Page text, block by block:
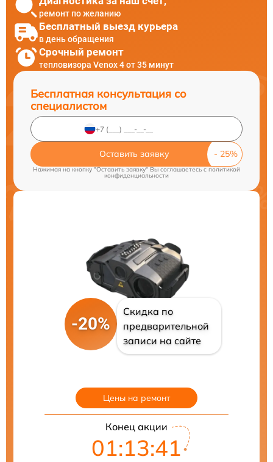
ремонт по желанию
Бесплатный выезд курьера
в день обращения
Срочный ремонт
тепловизора Venox 4 от 35 минут
Бесплатная консультация со
специалистом
Оставить заявку
Нажимая на кнопку "Оставить заявку" Вы соглашаетесь cполитикой
конфиденциальности
-20%
Скидка по
предварительной
записи на сайте
Цены на ремонт
Конец акции
01:13:41